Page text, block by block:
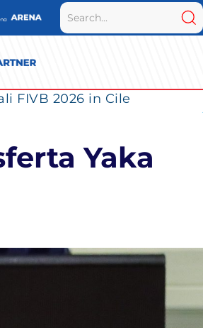
FIVB 2026 in Cile
Yaka